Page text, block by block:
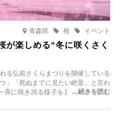
青森県 イベント
桜
が楽しめる“冬に咲くさく
る弘前さくらまつりを開催している
」「死ぬまでに見たい絶景」と言わ
斉に咲き誇る様子を見に、世界中か
、「冬に咲くさくらライトアップ」